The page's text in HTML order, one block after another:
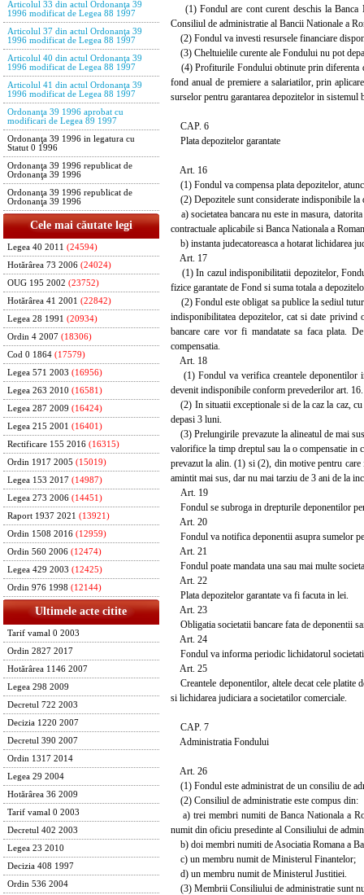
Articolul 33 din actul Ordonanţa 39
1996 modificat de Legea 88 1997
Articolul 37 din actul Ordonanţa 39
1996 modificat de Legea 88 1997
Articolul 40 din actul Ordonanţa 39
1996 modificat de Legea 88 1997
Articolul 41 din actul Ordonanţa 39
1996 modificat de Legea 88 1997
Ordonanţa 39 1996 aprobat cu
modificari de Legea 89 1997
Ordonanţa 39 1996 in legatura cu
Statut 0 1996
Ordonanţa 39 1996 republicat de
Ordonanţa 39 1996
Ordonanţa 39 1996 republicat de
Ordonanţa 39 1996
Cele mai căutate legi
Legea 40 2011 (24594)
Hotărârea 73 2006 (24024)
OUG 195 2002 (23752)
Hotărârea 41 2001 (22842)
Legea 28 1991 (20934)
Ordin 4 2007 (18306)
Cod 0 1864 (17579)
Legea 571 2003 (16956)
Legea 263 2010 (16581)
Legea 287 2009 (16424)
Legea 215 2001 (16401)
Rectificare 155 2016 (16315)
Ordin 1917 2005 (15019)
Legea 153 2017 (14987)
Legea 273 2006 (14451)
Raport 1937 2021 (13921)
Ordin 1508 2016 (12959)
Ordin 560 2006 (12474)
Legea 429 2003 (12425)
Ordin 976 1998 (12144)
Ultimele acte citite
Tarif vamal 0 2003
Ordin 2827 2017
Hotărârea 1146 2007
Legea 298 2009
Decretul 722 2003
Decizia 1220 2007
Decretul 390 2007
Ordin 1317 2014
Legea 29 2004
Hotărârea 36 2009
Tarif vamal 0 2003
Decretul 402 2003
Legea 23 2010
Decizia 408 1997
Ordin 536 2004
(1) Fondul are cont curent deschis la Banca
Consiliul de administratie al Bancii Nationale a
(2) Fondul va investi resursele financiare
(3) Cheltuielile curente ale Fondului nu pot
(4) Profiturile Fondului obtinute prin diferenta
fond anual de premiere a salariatilor, prin
surselor pentru garantarea depozitelor in
CAP. 6
Plata depozitelor garantate
Art. 16
(1) Fondul va compensa plata depozitelor,
(2) Depozitele sunt considerate indisponibile la
a) societatea bancara nu este in masura,
contractuale aplicabile si Banca Nationala a
b) instanta judecatoreasca a hotarat lichidarea
Art. 17
(1) In cazul indisponibilitatii depozitelor,
fizice garantate de Fond si suma totala a
(2) Fondul este obligat sa publice la sediul
indisponibilitatea depozitelor, cat si date privind
bancare care vor fi mandatate sa faca plata.
compensatia.
Art. 18
(1) Fondul va verifica creantele deponentilor
devenit indisponibile conform prevederilor art. 16.
(2) In situatii exceptionale si de la caz la caz,
depasi 3 luni.
(3) Prelungirile prevazute la alineatul de mai
valorifice la timp dreptul sau la o compensatie in
prevazut la alin. (1) si (2), din motive pentru
amintit mai sus, dar nu mai tarziu de 3 ani de la
Art. 19
Fondul se subroga in drepturile deponentilor
Art. 20
Fondul va notifica deponentii asupra sumelor
Art. 21
Fondul poate mandata una sau mai multe
Art. 22
Plata depozitelor garantate va fi facuta in lei.
Art. 23
Obligatia societatii bancare fata de deponentii
Art. 24
Fondul va informa periodic lichidatorul
Art. 25
Creantele deponentilor, altele decat cele platite
si lichidarea judiciara a societatilor comerciale.
CAP. 7
Administratia Fondului
Art. 26
(1) Fondul este administrat de un consiliu de
(2) Consiliul de administratie este compus din:
a) trei membri numiti de Banca Nationala a
numit din oficiu presedinte al Consiliului de
b) doi membri numiti de Asociatia Romana a
c) un membru numit de Ministerul Finantelor;
d) un membru numit de Ministerul Justitiei.
(3) Membrii Consiliului de administratie sunt